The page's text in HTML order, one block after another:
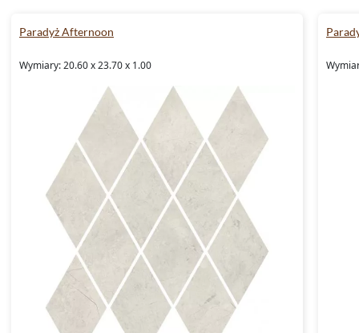
Paradyż Afternoon
Wymiary: 20.60 x 23.70 x 1.00